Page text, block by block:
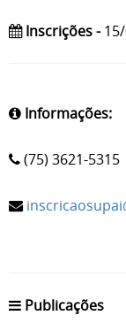
Inscrições -15/
Informações:
(75) 3621-5315
Publicações